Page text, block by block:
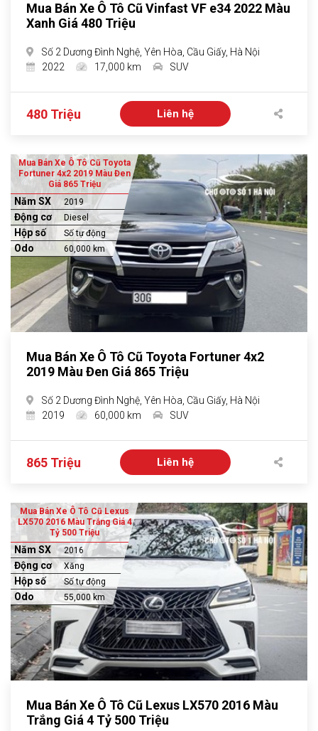
Mua Bán Xe Ô Tô Cũ Vinfast VF e34 2022 Màu
Xanh Giá 480 Triệu
Số 2 Dương Đình Nghệ, Yên Hòa, Cầu Giấy, Hà Nội
2022
17,000 km SUV
480 Triệu Liên hệ
Mua Bán Xe Ô Tô Cũ Toyota
Fortuner 4x2 2019 Màu Đen
Giá 865 Triệu
Năm SX 2019
Động cơ Diesel
Hộp số Số tự động
Odo 60,000 km
Mua Bán Xe Ô Tô Cũ Toyota Fortuner 4x2
2019 Màu Đen Giá 865 Triệu
Số 2 Dương Đình Nghệ, Yên Hòa, Cầu Giấy, Hà Nội
2019
60,000 km SUV
865 Triệu Liên hệ
Mua Bán Xe Ô Tô Cũ Lexus
LX570 2016 Màu Trắng Giá 4
Tỷ 500 Triệu
Năm SX 2016
Động cơ Xăng
Hộp số Số tự động
Odo 55,000 km
Mua Bán Xe Ô Tô Cũ Lexus LX570 2016 Màu
Trắng Giá 4 Tỷ 500 Triệu